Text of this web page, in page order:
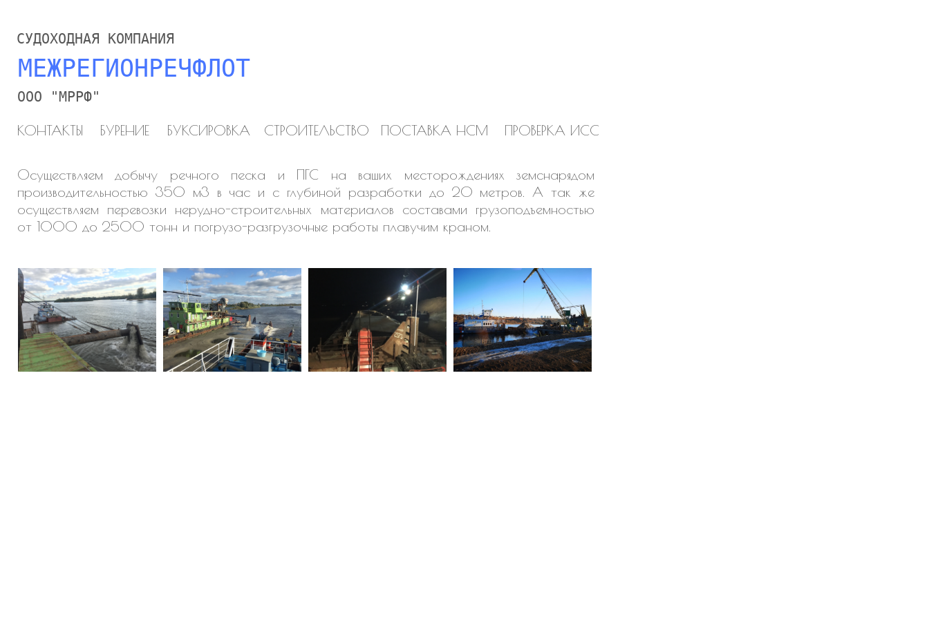
СУДОХОДНАЯ КОМПАНИЯ
ООО "МРРФ"
КОНТАКТЫ БУРЕНИЕ БУКСИРОВКА СТРОИТЕЛЬСТВО ПОСТАВКА НСМ ПРОВЕРКА ИСС
Осуществляем добычу речного песка и ПГС на ваших месторождениях земснарядом
производительностью 350 м3 в час и с глубиной разработки до 20 метров. А так же
осуществляем перевозки нерудно-строительных материалов составами грузоподъемностью
от 1000 до 2500 тонн и погрузо-разгрузочные работы плавучим краном.
МЕЖРЕГИОНРЕЧФЛОТ